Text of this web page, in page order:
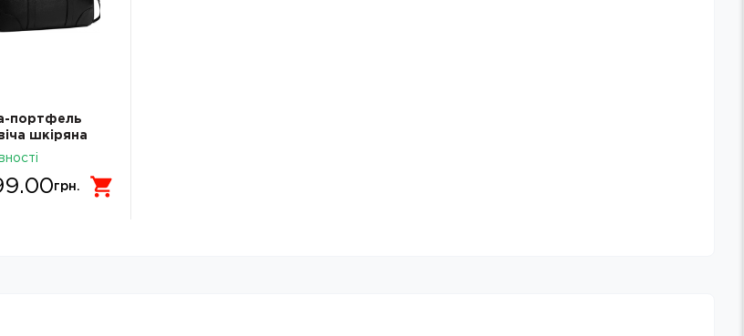
портфель
шкіряна
Tiding Bag
грн.